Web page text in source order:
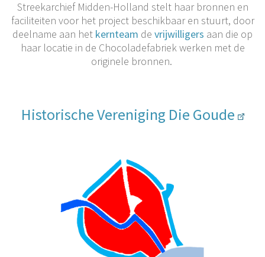
Streekarchief Midden-Holland stelt haar bronnen en
faciliteiten voor het project beschikbaar en stuurt, door
deelname aan het kernteam de vrijwilligers aan die op
haar locatie in de Chocoladefabriek werken met de
originele bronnen.
Historische Vereniging Die Goude